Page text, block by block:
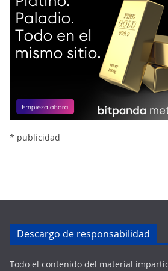
* publicidad
Descargo de responsabilidad
Todo el contenido del material